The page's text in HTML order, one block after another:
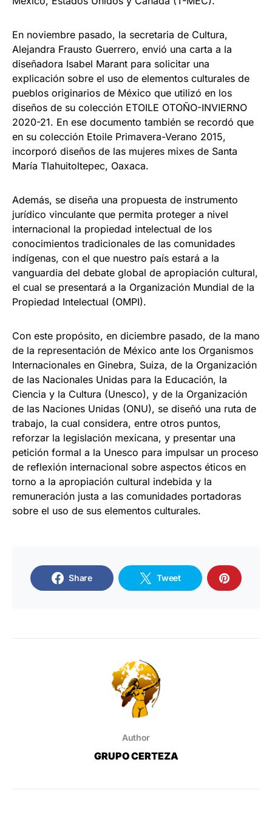
En noviembre pasado, la secretaria de Cultura,
Alejandra Frausto Guerrero, envió una carta a la
diseñadora Isabel Marant para solicitar una
explicación sobre el uso de elementos culturales de
pueblos originarios de México que utilizó en los
diseños de su colección ETOILE OTOÑO-INVIERNO
2020-21. En ese documento también se recordó que
en su colección Etoile Primavera-Verano 2015,
incorporó diseños de las mujeres mixes de Santa
María Tlahuitoltepec, Oaxaca.
Además, se diseña una propuesta de instrumento
jurídico vinculante que permita proteger a nivel
internacional la propiedad intelectual de los
conocimientos tradicionales de las comunidades
indígenas, con el que nuestro país estará a la
vanguardia del debate global de apropiación cultural,
el cual se presentará a la Organización Mundial de la
Propiedad Intelectual (OMPI).
Con este propósito, en diciembre pasado, de la mano
de la representación de México ante los Organismos
Internacionales en Ginebra, Suiza, de la Organización
de las Nacionales Unidas para la Educación, la
Ciencia y la Cultura (Unesco), y de la Organización
de las Naciones Unidas (ONU), se diseñó una ruta de
trabajo, la cual considera, entre otros puntos,
reforzar la legislación mexicana, y presentar una
petición formal a la Unesco para impulsar un proceso
de reflexión internacional sobre aspectos éticos en
torno a la apropiación cultural indebida y la
remuneración justa a las comunidades portadoras
sobre el uso de sus elementos culturales.
Share Tweet
Author
GRUPO CERTEZA